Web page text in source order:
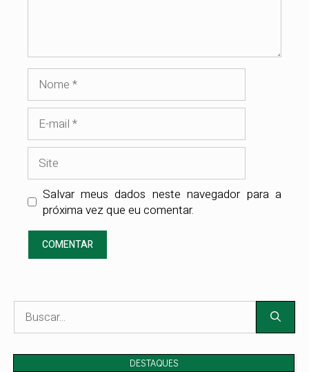
mail
Salvar meus dados neste navegador para a
próxima vez que eu comentar.
por:
DESTAQUES